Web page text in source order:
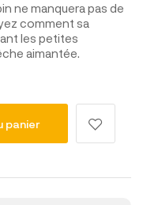
ne manquera pas de
comment sa
les petites
aimantée.
panier